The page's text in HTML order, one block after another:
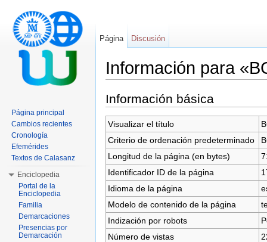
Información para
Información básica
Visualizar el título
Criterio de ordenación predeterminado
Longitud de la página (en bytes)
Identificador ID de la página
Idioma de la página
Modelo de contenido de la página
Indización por robots
Número de vistas
Página Discusión
Página principal
Cambios recientes
Cronología
Efemérides
Textos de Calasanz
Enciclopedia
Portal de la
Enciclopedia
Familia
Demarcaciones
Presencias por
Demarcación